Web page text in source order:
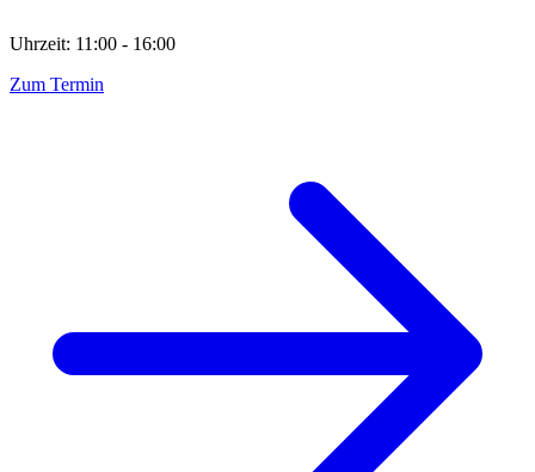
Uhrzeit: 11:00 - 16:00
Zum Termin